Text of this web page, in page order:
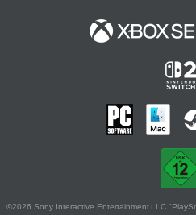
©2026 Sony Interactive Entertainment